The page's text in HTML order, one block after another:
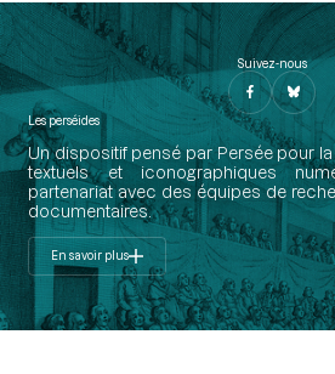
Suivez-nous
Les perséides
Un dispositif pensé par Persée pour
textuels et iconographiques
partenariat avec des équipes de
documentaires.
En savoir plus